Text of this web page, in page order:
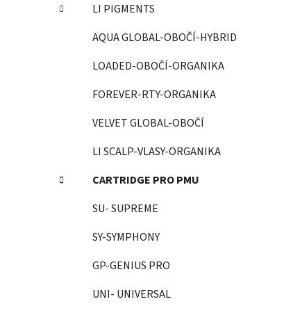
LI PIGMENTS
AQUA GLOBAL-OBOČÍ-HYBRID
LOADED-OBOČÍ-ORGANIKA
FOREVER-RTY-ORGANIKA
VELVET GLOBAL-OBOČÍ
LI SCALP-VLASY-ORGANIKA
CARTRIDGE PRO PMU
SU- SUPREME
SY-SYMPHONY
GP-GENIUS PRO
UNI- UNIVERSAL